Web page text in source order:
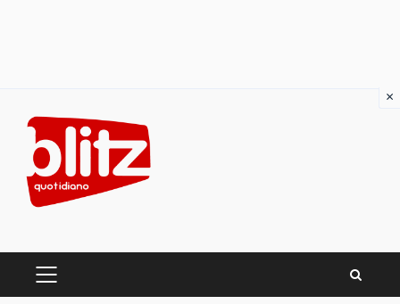
content
PRIMARY
×